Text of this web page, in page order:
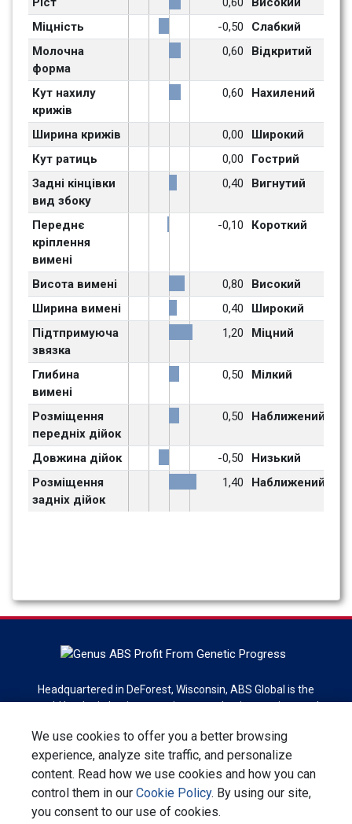
Міцність
-0,50
Слабкий
Молочна
форма
0,60 Відкритий
Кут нахилу
крижів
0,60 Нахилений
Ширина крижів 0,00
Широкий
Кут ратиць
0,00
Гострий
Задні кінцівки
вид збоку
0,40 Вигнутий
Переднє
кріплення
вимені
-0,10 Короткий
Висота вимені 0,80
Високий
Ширина вимені
0,40
Широкий
Підтпримуюча
звязка
1,20 Міцний
Глибина
вимені
0,50 Мілкий
Розміщення
передніх дійок
0,50 Наближений
Довжина дійок -0,50
Низький
Розміщення
задніх дійок
1,40 Наближений
We use cookies to offer you a better browsing
experience, analyze site traffic, and personalize
content. Read how we use cookies and how you can
control them in our Cookie Policy. By using our site,
you consent to our use of cookies.
Headquartered in DeForest, Wisconsin, ABS Global is the
world leader in bovine genetics, reproduction services and
Sign up for newsletter
Звязатися з нами Конфіденційність Терміни та умови
Корпоративна відповідальність